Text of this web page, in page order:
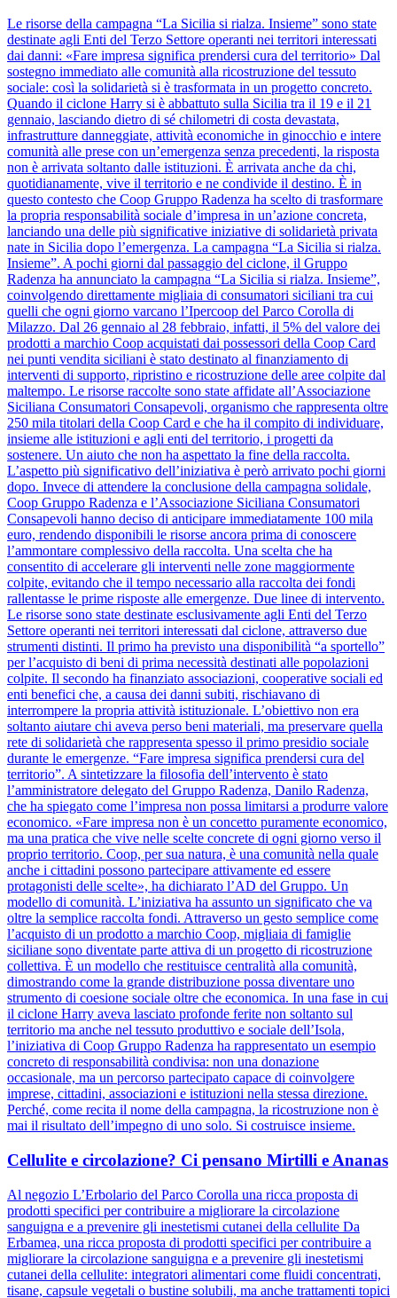
Le risorse della campagna “La Sicilia si rialza. Insieme” sono state
destinate agli Enti del Terzo Settore operanti nei territori interessati
dai danni: «Fare impresa significa prendersi cura del territorio» Dal
sostegno immediato alle comunità alla ricostruzione del tessuto
sociale: così la solidarietà si è trasformata in un progetto concreto.
Quando il ciclone Harry si è abbattuto sulla Sicilia tra il 19 e il 21
gennaio, lasciando dietro di sé chilometri di costa devastata,
infrastrutture danneggiate, attività economiche in ginocchio e intere
comunità alle prese con un’emergenza senza precedenti, la risposta
non è arrivata soltanto dalle istituzioni. È arrivata anche da chi,
quotidianamente, vive il territorio e ne condivide il destino. È in
questo contesto che Coop Gruppo Radenza ha scelto di trasformare
la propria responsabilità sociale d’impresa in un’azione concreta,
lanciando una delle più significative iniziative di solidarietà privata
nate in Sicilia dopo l’emergenza. La campagna “La Sicilia si rialza.
Insieme”. A pochi giorni dal passaggio del ciclone, il Gruppo
Radenza ha annunciato la campagna “La Sicilia si rialza. Insieme”,
coinvolgendo direttamente migliaia di consumatori siciliani tra cui
quelli che ogni giorno varcano l’Ipercoop del Parco Corolla di
Milazzo. Dal 26 gennaio al 28 febbraio, infatti, il 5% del valore dei
prodotti a marchio Coop acquistati dai possessori della Coop Card
nei punti vendita siciliani è stato destinato al finanziamento di
interventi di supporto, ripristino e ricostruzione delle aree colpite dal
maltempo. Le risorse raccolte sono state affidate all’Associazione
Siciliana Consumatori Consapevoli, organismo che rappresenta oltre
250 mila titolari della Coop Card e che ha il compito di individuare,
insieme alle istituzioni e agli enti del territorio, i progetti da
sostenere. Un aiuto che non ha aspettato la fine della raccolta.
L’aspetto più significativo dell’iniziativa è però arrivato pochi giorni
dopo. Invece di attendere la conclusione della campagna solidale,
Coop Gruppo Radenza e l’Associazione Siciliana Consumatori
Consapevoli hanno deciso di anticipare immediatamente 100 mila
euro, rendendo disponibili le risorse ancora prima di conoscere
l’ammontare complessivo della raccolta. Una scelta che ha
consentito di accelerare gli interventi nelle zone maggiormente
colpite, evitando che il tempo necessario alla raccolta dei fondi
rallentasse le prime risposte alle emergenze. Due linee di intervento.
Le risorse sono state destinate esclusivamente agli Enti del Terzo
Settore operanti nei territori interessati dal ciclone, attraverso due
strumenti distinti. Il primo ha previsto una disponibilità “a sportello”
per l’acquisto di beni di prima necessità destinati alle popolazioni
colpite. Il secondo ha finanziato associazioni, cooperative sociali ed
enti benefici che, a causa dei danni subiti, rischiavano di
interrompere la propria attività istituzionale. L’obiettivo non era
soltanto aiutare chi aveva perso beni materiali, ma preservare quella
rete di solidarietà che rappresenta spesso il primo presidio sociale
durante le emergenze. “Fare impresa significa prendersi cura del
territorio”. A sintetizzare la filosofia dell’intervento è stato
l’amministratore delegato del Gruppo Radenza, Danilo Radenza,
che ha spiegato come l’impresa non possa limitarsi a produrre valore
economico. «Fare impresa non è un concetto puramente economico,
ma una pratica che vive nelle scelte concrete di ogni giorno verso il
proprio territorio. Coop, per sua natura, è una comunità nella quale
anche i cittadini possono partecipare attivamente ed essere
protagonisti delle scelte», ha dichiarato l’AD del Gruppo. Un
modello di comunità. L’iniziativa ha assunto un significato che va
oltre la semplice raccolta fondi. Attraverso un gesto semplice come
l’acquisto di un prodotto a marchio Coop, migliaia di famiglie
siciliane sono diventate parte attiva di un progetto di ricostruzione
collettiva. È un modello che restituisce centralità alla comunità,
dimostrando come la grande distribuzione possa diventare uno
strumento di coesione sociale oltre che economica. In una fase in cui
il ciclone Harry aveva lasciato profonde ferite non soltanto sul
territorio ma anche nel tessuto produttivo e sociale dell’Isola,
l’iniziativa di Coop Gruppo Radenza ha rappresentato un esempio
concreto di responsabilità condivisa: non una donazione
occasionale, ma un percorso partecipato capace di coinvolgere
imprese, cittadini, associazioni e istituzioni nella stessa direzione.
Perché, come recita il nome della campagna, la ricostruzione non è
mai il risultato dell’impegno di uno solo. Si costruisce insieme.
Cellulite e circolazione? Ci pensano Mirtilli e Ananas
Al negozio L’Erbolario del Parco Corolla una ricca proposta di
prodotti specifici per contribuire a migliorare la circolazione
sanguigna e a prevenire gli inestetismi cutanei della cellulite Da
Erbamea, una ricca proposta di prodotti specifici per contribuire a
migliorare la circolazione sanguigna e a prevenire gli inestetismi
cutanei della cellulite: integratori alimentari come fluidi concentrati,
tisane, capsule vegetali o bustine solubili, ma anche trattamenti topici